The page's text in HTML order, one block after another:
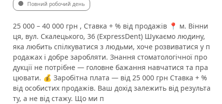
Повний робочий день
25 000 – 40 000 грн , Ставка + % від продажів 📍 м. Вінни
ця, вул. Скалецького, 36 (ExpressDent) Шукаємо людину,
яка любить спілкуватися з людьми, хоче розвиватися у п
родажах і добре заробляти. Знання стоматологічної про
дукції не потрібне — головне бажання навчатися та пра
цювати. 💰 Заробітна плата — від 25 000 грн Ставка + %
від особистих продажів. Ваш дохід залежить від результа
ту, а не від стажу. Що ми п